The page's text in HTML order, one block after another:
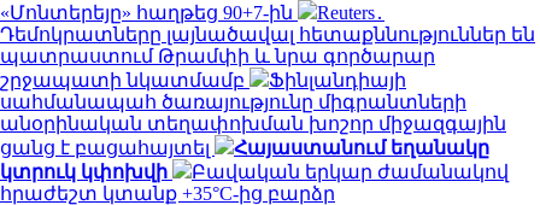
«Մոնտերեյը» հաղթեց 90+7-ին
Reuters․
Դեմոկրատները լայնածավալ հետաքննություններ են
պատրաստում Թրամփի և նրա գործարար
շրջապատի նկատմամբ
Ֆինլանդիայի
սահմանապահ ծառայությունը միգրանտների
անօրինական տեղափոխման խոշոր միջազգային
ցանց է բացահայտել
Հայաստանում եղանակը
կտրուկ կփոխվի
Բավական երկար ժամանակով
հրաժեշտ կտանք +35°C-ից բարձր